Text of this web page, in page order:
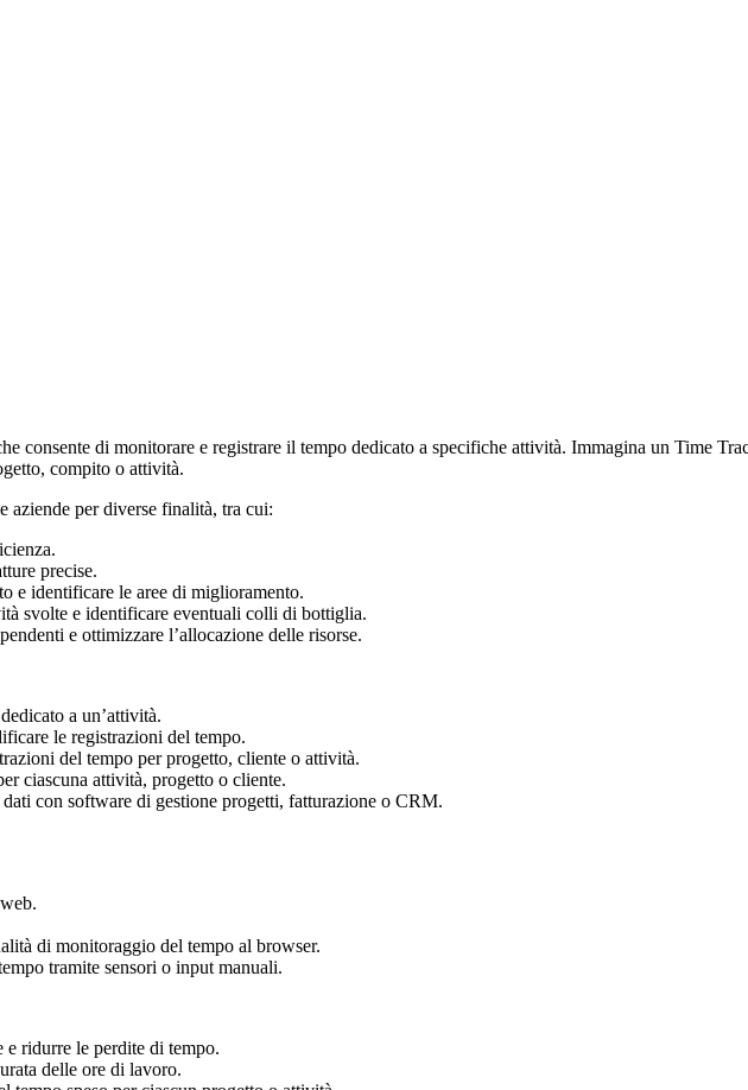
consente di monitorare e registrare il tempo dedicato a specifiche attività. Immagina un Time
compito o attività.
aziende per diverse finalità, tra cui:
precise.
e identificare le aree di miglioramento.
svolte e identificare eventuali colli di bottiglia.
e ottimizzare l’allocazione delle risorse.
a un’attività.
le registrazioni del tempo.
del tempo per progetto, cliente o attività.
ciascuna attività, progetto o cliente.
con software di gestione progetti, fatturazione o CRM.
di monitoraggio del tempo al browser.
tramite sensori o input manuali.
e ridurre le perdite di tempo.
delle ore di lavoro.